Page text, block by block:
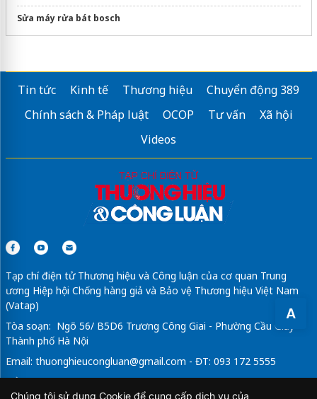
A
Sửa máy rửa bát bosch
Tin tức Kinh tế Thương hiệu
Chuyển động 389
Chính sách & Pháp luật
OCOP Tư vấn
Xã hội
Videos
Tạp chí điện tử Thương hiệu và Công luận của cơ quan Trung
ương Hiệp hội Chống hàng giả và Bảo vệ Thương hiệu Việt Nam
(Vatap)
Tòa soạn: Ngõ 56/ B5D6 Trương Công Giai - Phường Cầu Giấy -
Thành phố Hà Nội
Email: thuonghieucongluan@gmail.com - ĐT: 093 172 5555
Tổng Biên Tập: Vũ Đức Thuận
Chúng tôi sử dụng Cookie để cung cấp dịch vụ của